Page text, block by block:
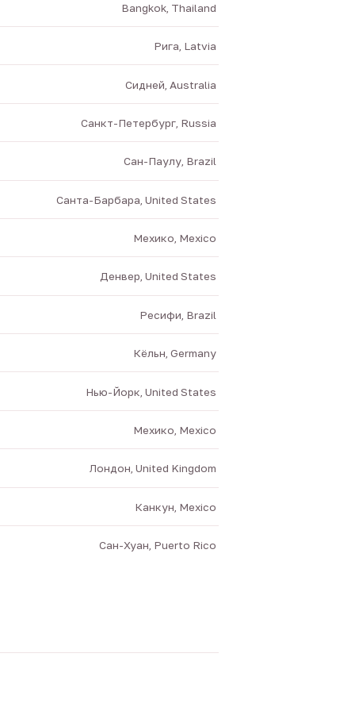
Bangkok, Thailand
Рига, Latvia
Сидней, Australia
Санкт-Петербург, Russia
Сан-Паулу, Brazil
Санта-Барбара, United States
Мехико, Mexico
Денвер, United States
Ресифи, Brazil
Кёльн, Germany
Нью-Йорк, United States
Мехико, Mexico
Лондон, United Kingdom
Канкун, Mexico
Сан-Хуан, Puerto Rico